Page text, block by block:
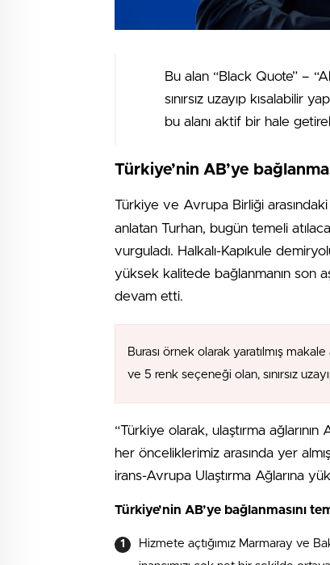
Bu alan “Black Quote” –
sınırsız uzayıp kısalabilir
bu alanı aktif bir hale
Türkiye’nin AB’ye
Türkiye ve Avrupa Birliği
anlatan Turhan, bugün temeli
vurguladı. Halkalı-Kapıkule
yüksek kalitede bağlanmanın son
devam etti.
Burası örnek olarak yaratılmış
ve 5 renk seçeneği olan, sınırsız
“Türkiye olarak, ulaştırma
her önceliklerimiz arasında yer
irans-Avrupa Ulaştırma Ağlarına
Türkiye’nin AB’ye bağlanmasını
Hizmete açtığımız Marmaray ve